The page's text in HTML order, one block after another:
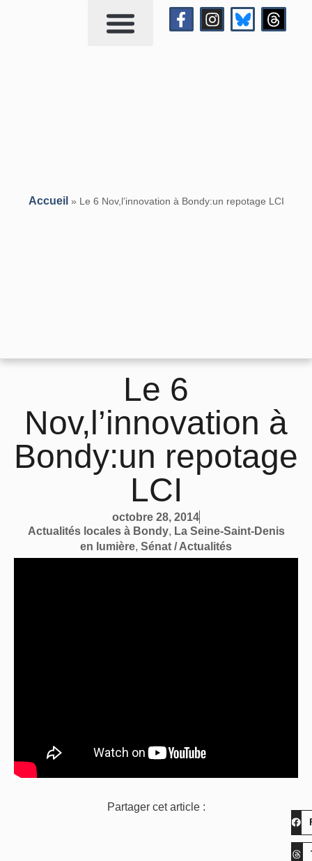
Accueil » Le 6 Nov,l’innovation à Bondy:un repotage LCI
Le 6
Nov,l’innovation à
Bondy:un repotage
LCI
octobre 28, 2014
Actualités locales à Bondy, La Seine-Saint-Denis
en lumière, Sénat / Actualités
Partager cet article :